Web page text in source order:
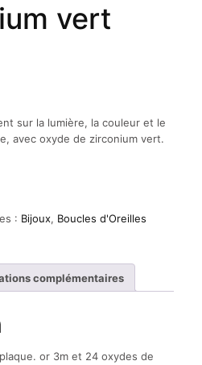
vert
sur la lumière, la couleur et le
avec oxyde de zirconium vert.
: Bijoux, Boucles d'Oreilles
complémentaires
or 3m et 24 oxydes de